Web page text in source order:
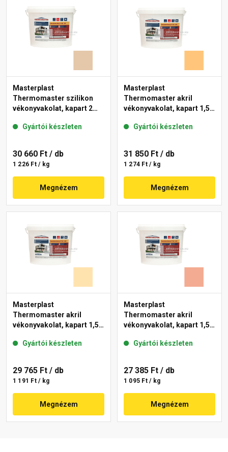
Masterplast
Thermomaster szilikon
vékonyvakolat, kapart 2
Gyártói készleten
30 660 Ft / db
1 226 Ft / kg
Megnézem
Masterplast
Thermomaster akril
vékonyvakolat, kapart 1,5
Gyártói készleten
31 850 Ft / db
1 274 Ft / kg
Megnézem
Masterplast
Thermomaster akril
vékonyvakolat, kapart 1,5
Gyártói készleten
29 765 Ft / db
1 191 Ft / kg
Megnézem
Masterplast
Thermomaster akril
vékonyvakolat, kapart 1,5
Gyártói készleten
27 385 Ft / db
1 095 Ft / kg
Megnézem